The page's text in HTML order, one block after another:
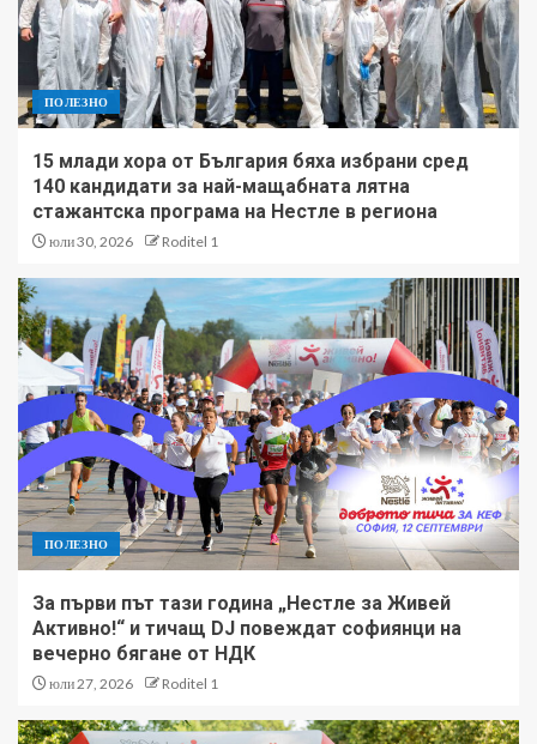
ПОЛЕЗНО
15 млади хора от България бяха избрани сред
140 кандидати за най-мащабната лятна
стажантска програма на Нестле в региона
юли 30, 2026 Roditel 1
ПОЛЕЗНО
За първи път тази година „Нестле за Живей
Активно!“ и тичащ DJ повеждат софиянци на
вечерно бягане от НДК
юли 27, 2026 Roditel 1